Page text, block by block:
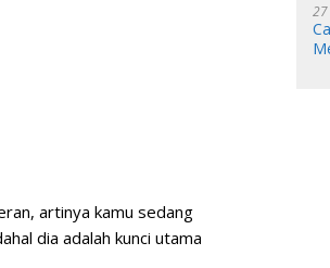
artinya kamu sedang
dia adalah kunci utama